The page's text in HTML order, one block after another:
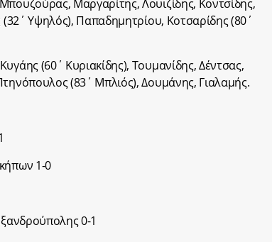
Μαργαρίτης, Λουιζίδης, Κοντσίδης,
Υψηλός), Παπαδημητρίου, Κοτσαρίδης (80΄
(60΄ Κυριακίδης), Τουμανίδης, Δέντσας,
(83΄ Μπλιός), Δουμάνης, Γιαλαμής.
1-0
0-1